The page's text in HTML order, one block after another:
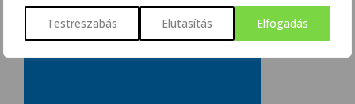
Testreszabás Elutasítás Elfogadás